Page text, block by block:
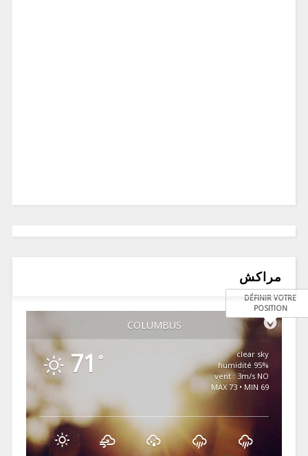
مراكش
COLUMBUS
DÉFINIR VOTRE
POSITION
71 °
clear sky
95% humidité
vent : 3m/s NO
MAX 73 • MIN 69